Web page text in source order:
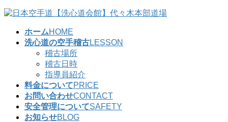
コ
ナ
ホームHOME
洗心道の空手稽古LESSON
稽古場所
稽古日時
指導員紹介
料金についてPRICE
お問い合わせCONTACT
安全管理についてSAFETY
お知らせBLOG